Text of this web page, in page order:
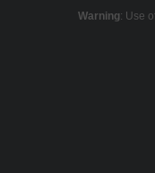
Warning: Use